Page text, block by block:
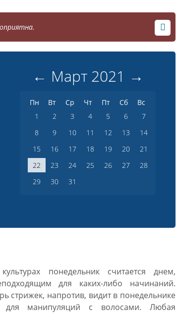
← Март 2021 →
Пн Вт Ср Чт Пт Сб
Вс
1
2 3 4 5 6
7
8
9 10 11 12 13
14
15
16 17 18 19 20
21
22
23 24 25 26 27
28
29
30 31
понедельник считается днем,
для каких-либо начинаний.
стрижек, напротив, видит в понедельнике
манипуляций с волосами. Любая